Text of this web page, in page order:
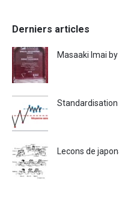
Derniers articles
Masaaki Imai
Standardisation
Lecons de